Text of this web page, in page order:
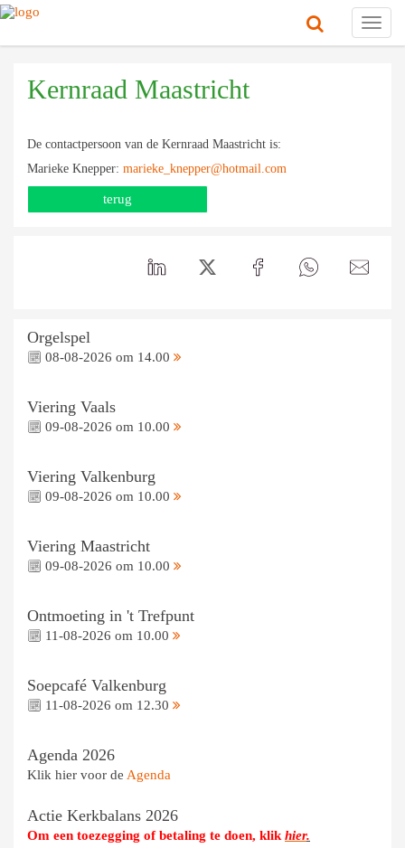
Kernraad Maastricht
De contactpersoon van de Kernraad Maastricht is:
Marieke Knepper: marieke_knepper@hotmail.com
terug
Orgelspel
08-08-2026 om 14.00
Viering Vaals
09-08-2026 om 10.00
Viering Valkenburg
09-08-2026 om 10.00
Viering Maastricht
09-08-2026 om 10.00
Ontmoeting in 't Trefpunt
11-08-2026 om 10.00
Soepcafé Valkenburg
11-08-2026 om 12.30
Agenda 2026
Klik hier voor de Agenda
Actie Kerkbalans 2026
Om een toezegging of betaling te doen, klik hier.